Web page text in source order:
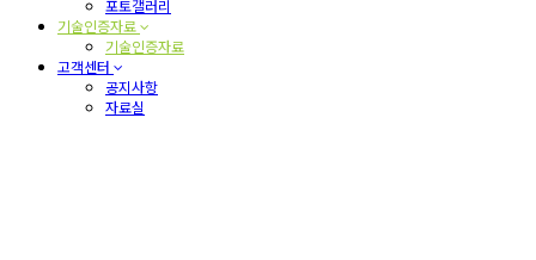
포토갤러리
기술인증자료
기술인증자료
고객센터
공지사항
자료실